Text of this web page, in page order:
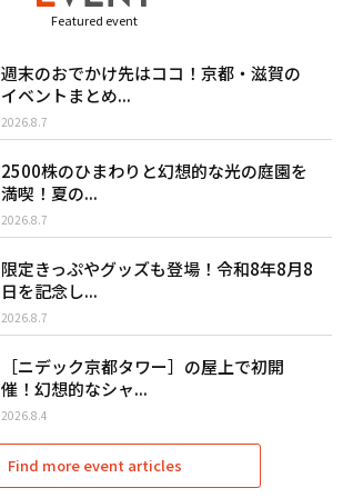
Featured event
週末のおでかけ先はココ！京都・滋賀の
イベントまとめ...
2026.8.7
2500株のひまわりと幻想的な光の庭園を
満喫！夏の...
2026.8.7
限定きっぷやグッズも登場！令和8年8月8
日を記念し...
2026.8.7
［ニデック京都タワー］の屋上で初開
催！幻想的なシャ...
2026.8.4
Find more event articles